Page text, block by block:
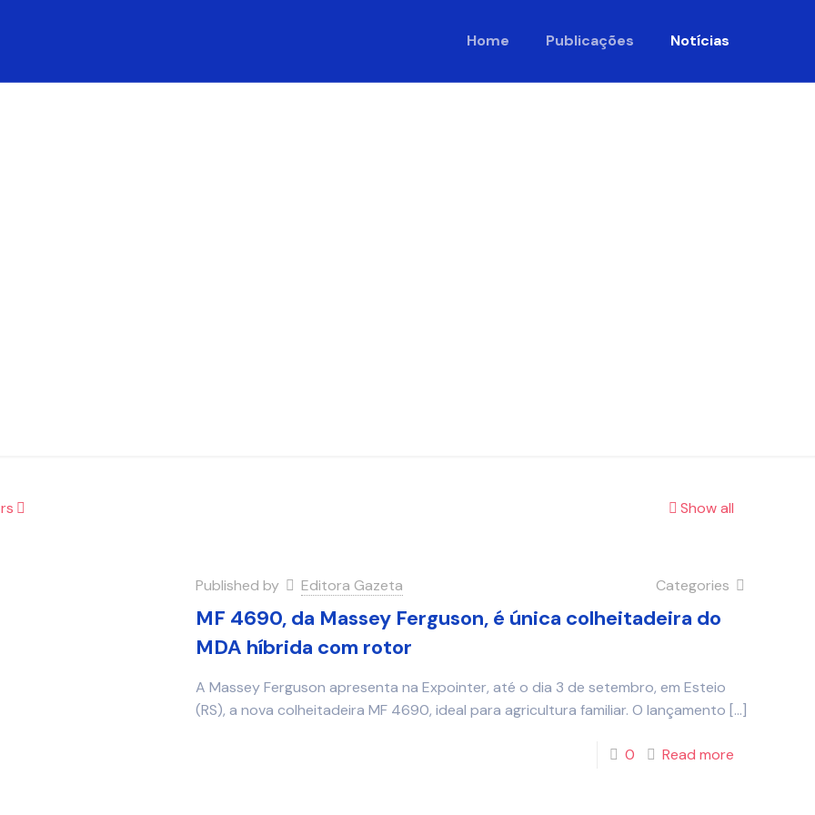
Home Publicações Notícias
Show all
Published by Editora Gazeta Categories
MF 4690, da Massey Ferguson, é única colheitadeira do
MDA híbrida com rotor
A Massey Ferguson apresenta na Expointer, até o dia 3 de setembro, em Esteio
(RS), a nova colheitadeira MF 4690, ideal para agricultura familiar. O lançamento […]
0 Read more